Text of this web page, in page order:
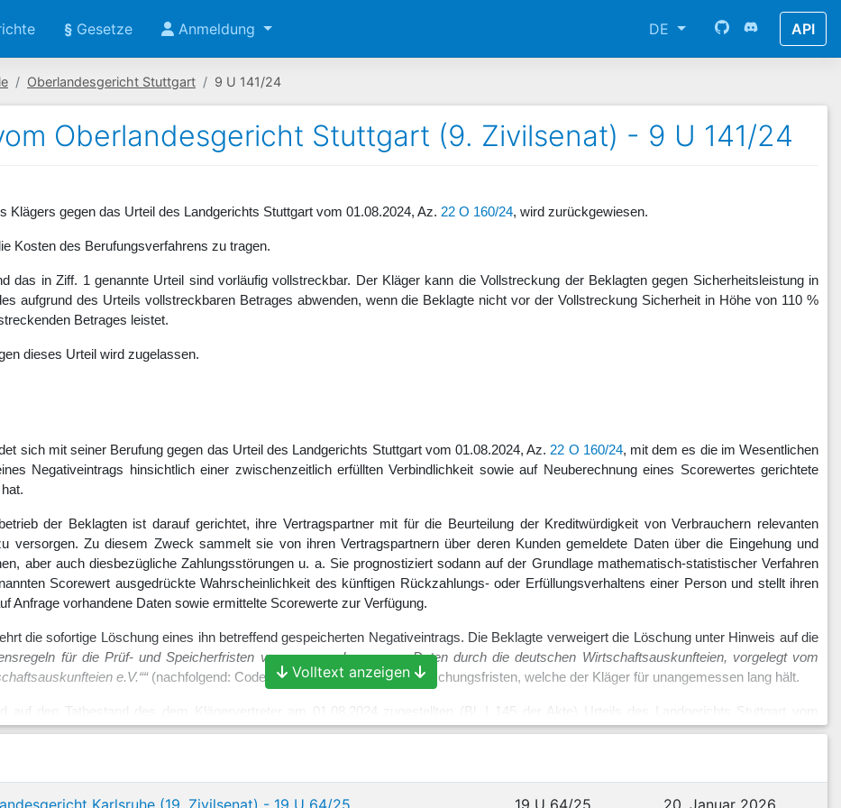
§ Gesetze Anmeldung DE API
Oberlandesgericht Stuttgart 9 U 141/24
Oberlandesgericht Stuttgart (9. Zivilsenat) - 9 U 141/24
Klägers gegen das Urteil des Landgerichts Stuttgart vom 01.08.2024, Az. 22 O 160/24, wird zurückgewiesen.
Kosten des Berufungsverfahrens zu tragen.
das in Ziff. 1 genannte Urteil sind vorläufig vollstreckbar. Der Kläger kann die Vollstreckung der Beklagten gegen Sicherheitsleistung in
aufgrund des Urteils vollstreckbaren Betrages abwenden, wenn die Beklagte nicht vor der Vollstreckung Sicherheit in Höhe von 110 %
Betrages leistet.
dieses Urteil wird zugelassen.
sich mit seiner Berufung gegen das Urteil des Landgerichts Stuttgart vom 01.08.2024, Az. 22 O 160/24, mit dem es die im Wesentlichen
Negativeintrags hinsichtlich einer zwischenzeitlich erfüllten Verbindlichkeit sowie auf Neuberechnung eines Scorewertes gerichtete
der Beklagten ist darauf gerichtet, ihre Vertragspartner mit für die Beurteilung der Kreditwürdigkeit von Verbrauchern relevanten
versorgen. Zu diesem Zweck sammelt sie von ihren Vertragspartnern über deren Kunden gemeldete Daten über die Eingehung und
aber auch diesbezügliche Zahlungsstörungen u. a. Sie prognostiziert sodann auf der Grundlage mathematisch-statistischer Verfahren
Scorewert ausgedrückte Wahrscheinlichkeit des künftigen Rückzahlungs- oder Erfüllungsverhaltens einer Person und stellt ihren
Anfrage vorhandene Daten sowie ermittelte Scorewerte zur Verfügung.
die sofortige Löschung eines ihn betreffend gespeicherten Negativeintrags. Die Beklagte verweigert die Löschung unter Hinweis auf die
für die Prüf- und Speicherfristen von personenbezogenen Daten durch die deutschen Wirtschaftsauskunfteien, vorgelegt vom
e.V.““ (nachfolgend: Code of Conduct) festgelegten Löschungsfristen, welche der Kläger für unangemessen lang hält.
auf den Tatbestand des dem Klägervertreter am 01.08.2024 zugestellten (Bl. I 145 der Akte) Urteils des Landgerichts Stuttgart vom
135 ff. der Akte) Bezug genommen, mit dem es die Klage abgewiesen hat.
dass der Negativeintrag darin besteht, dass der Kläger ein Kreditkartenkonto bei der ... unterhielt, die das Vertragsverhältnis wegen eines
offenen und vom Kläger nicht beglichenen Saldos i.H.v. 1.566,37 € nach vorheriger Mahnung am 03.01.2020 kündigte. Der Kläger glich
Volltext anzeigen
Karlsruhe (19. Zivilsenat) - 19 U 64/25 19 U 64/25 20. Januar 2026